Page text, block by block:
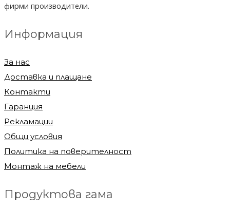
фирми производители.
Информация
За нас
Доставка и плащане
Контакти
Гаранция
Рекламации
Общи условия
Политика на поверителност
Монтаж на мебели
Продуктова гама